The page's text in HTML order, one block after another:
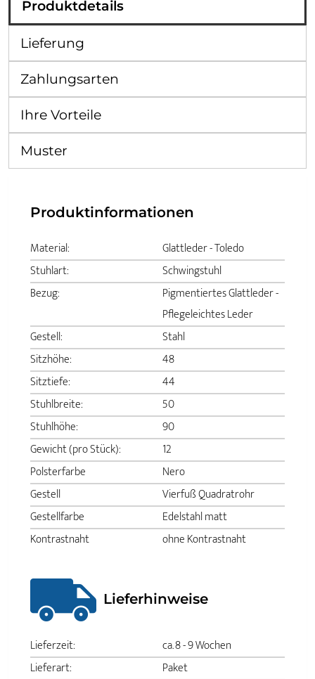
Produktdetails
Lieferung
Zahlungsarten
Ihre Vorteile
Muster
Produktinformationen
Material:
Glattleder - Toledo
Stuhlart:
Schwingstuhl
Bezug:
Pigmentiertes Glattleder -
Pflegeleichtes Leder
Gestell:
Stahl
Sitzhöhe:
48
Sitztiefe:
44
Stuhlbreite:
50
Stuhlhöhe:
90
Gewicht (pro Stück):
12
Polsterfarbe
Nero
Gestell
Vierfuß Quadratrohr
Gestellfarbe
Edelstahl matt
Kontrastnaht
ohne Kontrastnaht
Lieferhinweise
Lieferzeit:
ca. 8 - 9 Wochen
Lieferart:
Paket